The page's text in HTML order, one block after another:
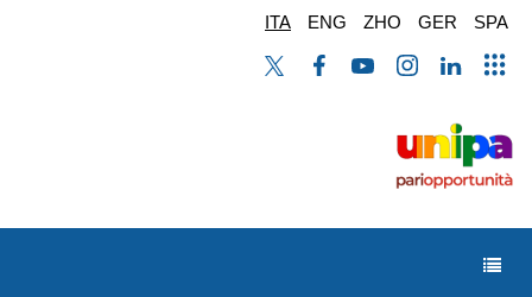
ITA ENG ZHO GER SPA